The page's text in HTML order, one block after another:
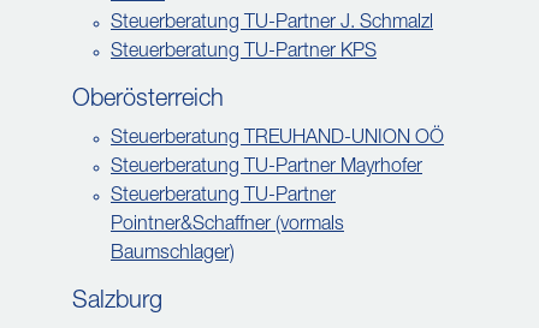
Steuerberatung TU-Partner J. Schmalzl
Steuerberatung TU-Partner KPS
Oberösterreich
Steuerberatung TREUHAND-UNION OÖ
Steuerberatung TU-Partner Mayrhofer
Steuerberatung TU-Partner
Pointner&Schaffner (vormals
Baumschlager)
Salzburg